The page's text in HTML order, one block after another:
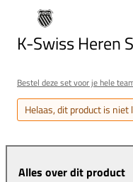
K-Swiss Heren
Bestel deze set voor je hele
Helaas, dit product is niet
Alles over dit product